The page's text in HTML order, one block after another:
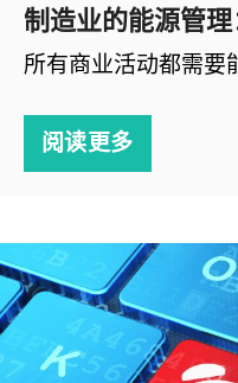
制造业的能源管
所有商业活动都需要
阅读更多